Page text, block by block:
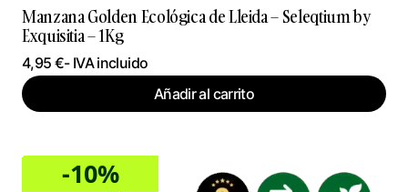
Manzana Golden Ecológica de Lleida – Seleqtium by
Exquisitia – 1Kg
4,95 €- IVA incluido
Añadir al carrito
-10%